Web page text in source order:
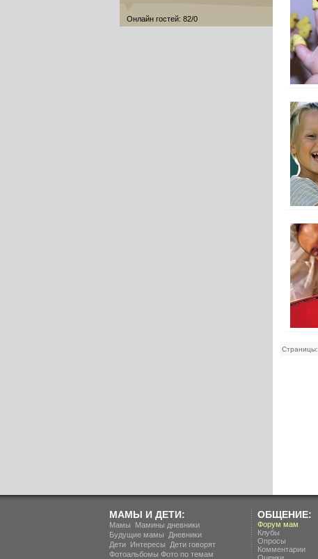
Онлайн гостей: 82/0
Страницы:
МАМЫ И ДЕТИ:
Мамы
Мамины дневники
Будущие мамы
Дневники
Дети Интересы
Дети говорят
Фотоальбомы Фото по темам
ОБЩЕНИЕ:
Форум мам
Клубы
Опросы
Комментарии